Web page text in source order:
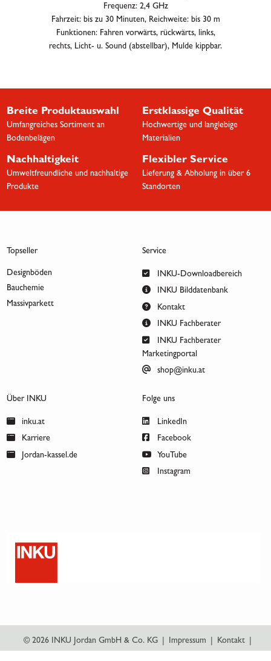
Frequenz: 2,4 GHz
Fahrzeit: bis zu 30 Minuten, Reichweite: bis 30 m
Funktionen: Fahren vorwärts, rückwärts, links,
rechts, Licht- u. Sound (abstellbar), Mulde kippbar.
Breite Produktauswahl
Umfangreiches Sortiment an
Bodenbelägen
Erstklassige Qualität
Hochwertige und langlebige
Materialien
Nachhaltigkeit
Umweltfreundliche und nachhaltige
Produkte
Flexibler Service
Lieferung & Abholung in über 6
Standorten
Topseller
Designböden
Bauchemie
Massivparkett
Service
INKU-Downloadbereich
INKU Bilddatenbank
Kontakt
INKU Fachberater
INKU Fachberater
Marketingportal
shop@inku.at
Über INKU
inku.at
Karriere
Jordan-kassel.de
Folge uns
LinkedIn
Facebook
YouTube
Instagram
© 2026 INKU Jordan GmbH & Co. KG Impressum Kontakt